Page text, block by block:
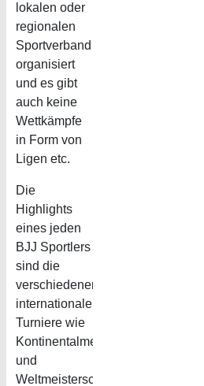
lokalen oder
regionalen
Sportverband
organisiert
und es gibt
auch keine
Wettkämpfe
in Form von
Ligen etc.
Die
Highlights
eines jeden
BJJ Sportlers
sind die
verschiedenen
internationalen
Turniere wie
Kontinentalmeisterschaften
und
Weltmeisterschaften,